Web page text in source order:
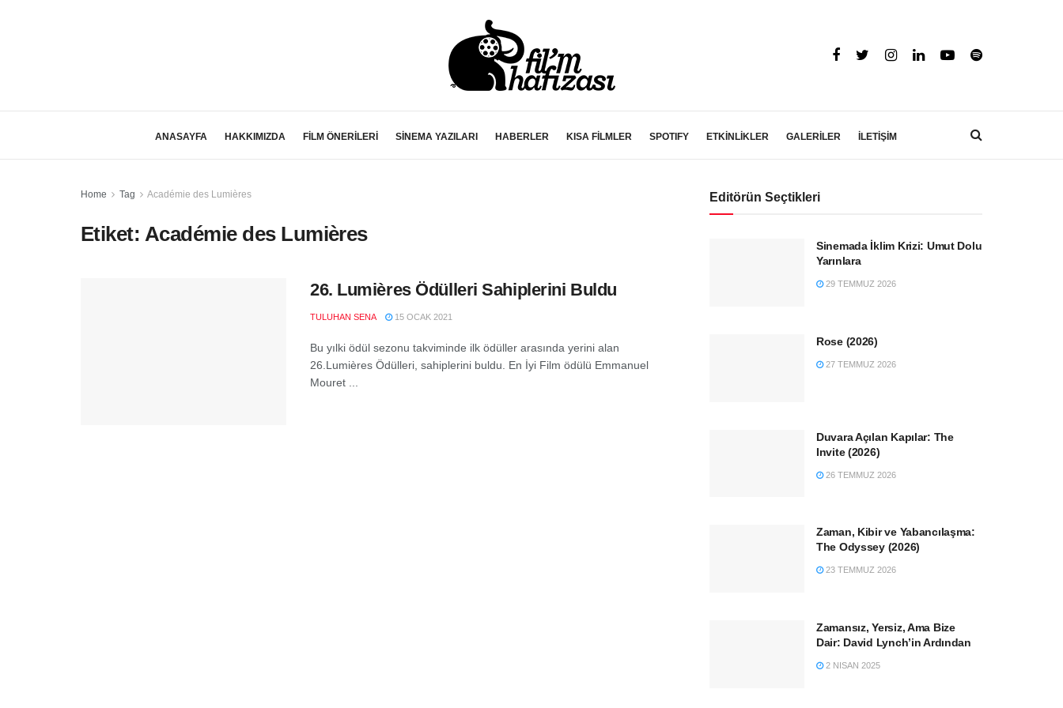
ANASAYFA HAKKIMIZDA FİLM ÖNERİLERİ SİNEMA YAZILARI HABERLER KISA FİLMLER SPOTIFY ETKİNLİKLER GALERİLER İLETİŞİM
Home Tag Académie des Lumières
Etiket: Académie des Lumières
26. Lumières Ödülleri Sahiplerini Buldu
TULUHAN SENA 15 OCAK 2021
Bu yılki ödül sezonu takviminde ilk ödüller arasında yerini alan
26.Lumières Ödülleri, sahiplerini buldu. En İyi Film ödülü Emmanuel
Mouret ...
Editörün Seçtikleri
Sinemada İklim Krizi: Umut Dolu
Yarınlara
29 TEMMUZ 2026
Rose (2026)
27 TEMMUZ 2026
Duvara Açılan Kapılar: The
Invite (2026)
26 TEMMUZ 2026
Zaman, Kibir ve Yabancılaşma:
The Odyssey (2026)
23 TEMMUZ 2026
Zamansız, Yersiz, Ama Bize
Dair: David Lynch’in Ardından
2 NISAN 2025